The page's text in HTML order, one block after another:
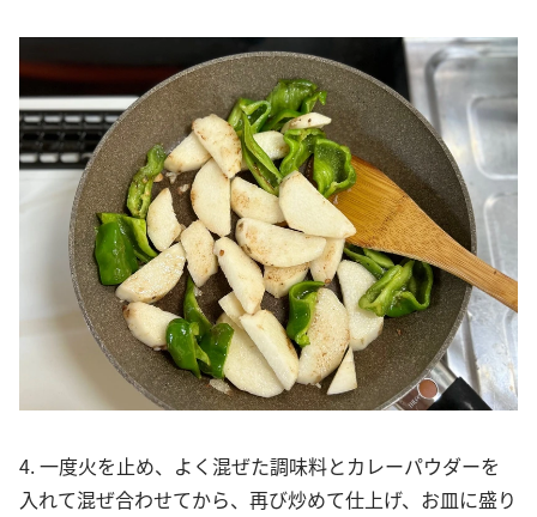
4. 一度火を止め、よく混ぜた調味料とカレーパウダーを
入れて混ぜ合わせてから、再び炒めて仕上げ、お皿に盛り